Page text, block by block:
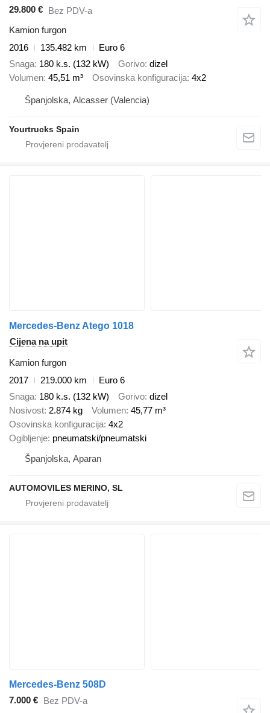
29.800 € Bez PDV-a
Kamion furgon
2016
135.482 km
Euro 6
Snaga 180 k.s. (132 kW) Gorivo dizel
Volumen 45,51 m³ Osovinska konfiguracija 4x2
Španjolska, Alcasser (Valencia)
Yourtrucks Spain
Mercedes-Benz Atego 1018
Cijena na upit
Kamion furgon
2017
219.000 km
Euro 6
Snaga 180 k.s. (132 kW) Gorivo dizel
Nosivost 2.874 kg Volumen 45,77 m³
Osovinska konfiguracija 4x2
Ogibljenje pneumatski/pneumatski
Španjolska, Aparan
AUTOMOVILES MERINO, SL
Mercedes-Benz 508D
7.000 € Bez PDV-a